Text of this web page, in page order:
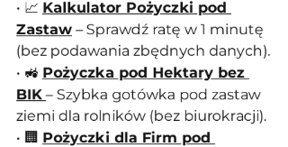
• 📈 Kalkulator Pożyczki pod
Zastaw – Sprawdź ratę w 1 minutę
(bez podawania zbędnych danych).
• 🚜 Pożyczka pod Hektary bez
BIK – Szybka gotówka pod zastaw
ziemi dla rolników (bez biurokracji).
• 🏢 Pożyczki dla Firm pod